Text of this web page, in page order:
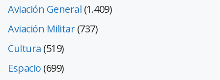
Aviación General (1.409)
Aviación Militar(737)
Cultura (519)
Espacio (699)